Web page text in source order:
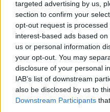
targeted advertising by us,
section to confirm your
opt-out request is
interest-based ads based
us or personal information
your opt-out. You may
disclosure of your personal
IAB’s list of downstream
also be disclosed by us to
Downstream Participants